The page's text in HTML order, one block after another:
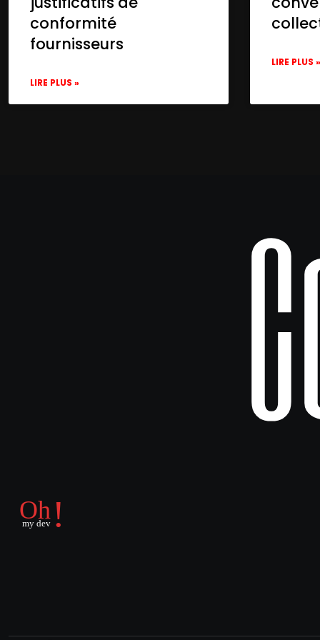
      "name": "Get Messages",
      "type": "n8n-nodes-base.set",
      "position": [
        300,
      ],
"id": "be878a5c-f3e2-40c4-
"name":
"value": "={{
"id": "de79a8fe-d9fb-4bf4-
"name":
"value": "={{
    },
    {
      ],
conformité
fournisseurs
LIRE PLUS »
LIRE PLUS »